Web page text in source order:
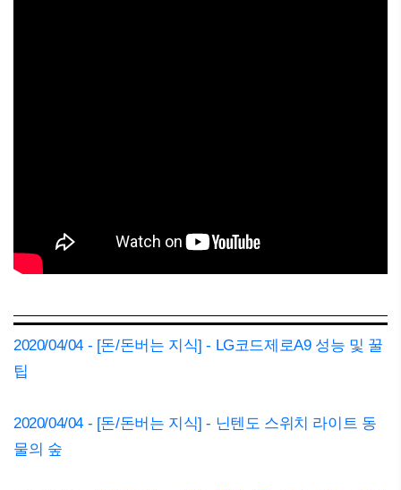
2020/04/04 - [돈/돈버는 지식] - LG코드제로A9 성능 및 꿀
팁
2020/04/04 - [돈/돈버는 지식] - 닌텐도 스위치 라이트 동
물의 숲